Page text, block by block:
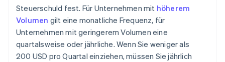
Steuerschuld fest. Für Unternehmen mit höherem
Volumen gilt eine monatliche Frequenz, für
Unternehmen mit geringerem Volumen eine
quartalsweise oder jährliche. Wenn Sie weniger als
200 USD pro Quartal einziehen, müssen Sie jährlich